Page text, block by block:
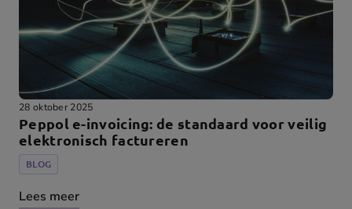
28 oktober 2025
Peppol e-invoicing: de standaard voor veilig
elektronisch factureren
BLOG
Lees meer